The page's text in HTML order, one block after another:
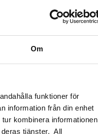
Om
funktioner för
information från din enhet
kombinera informationen
tjänster. All